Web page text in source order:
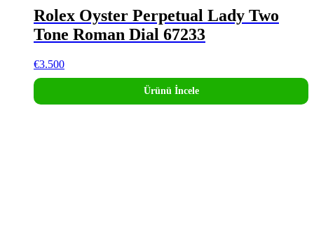
Rolex Oyster Perpetual Lady Two
Tone Roman Dial 67233
€3.500
Ürünü İncele